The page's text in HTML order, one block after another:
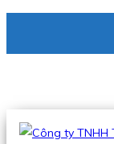
Hotline:0938